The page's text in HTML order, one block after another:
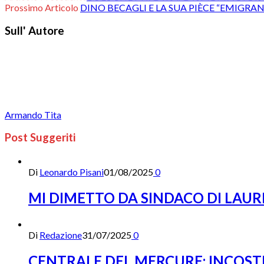
Prossimo Articolo DINO BECAGLI E LA SUA PIÈCE
Sull' Autore
Armando Tita
Post Suggeriti
Di Leonardo Pisani01/08/20250
MI DIMETTO DA SINDACO DI
Di Redazione31/07/20250